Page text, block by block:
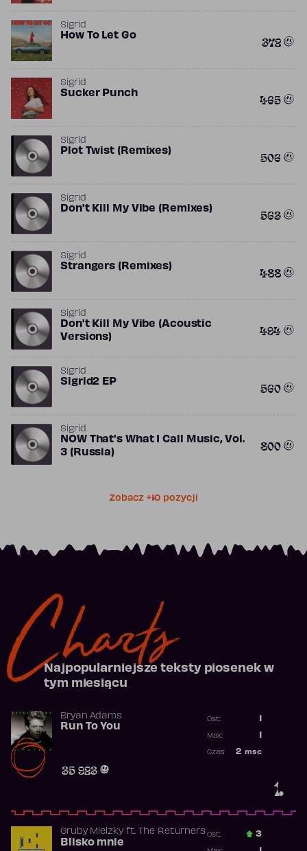
Sigrid
How To Let Go 372
Sigrid
Sucker Punch 465
Sigrid
Plot Twist (Remixes) 506
Sigrid
Don't Kill My Vibe (Remixes) 563
Sigrid
Strangers (Remixes) 488
Sigrid
Don't Kill My Vibe (Acoustic
Versions)
494
Sigrid
Sigrid2 EP 560
Sigrid
NOW That's What I Call Music, Vol.
3 (Russia)
800
Zobacz +10 pozycji
Charts
Najpopularniejsze teksty piosenek w
tym miesiącu
1.
Bryan Adams
Run To You
35 923
Ost.:
Max:
2 msc
Czas:
Gruby Mielzkyft. The Returners
Blisko mnie
Ost.:
3